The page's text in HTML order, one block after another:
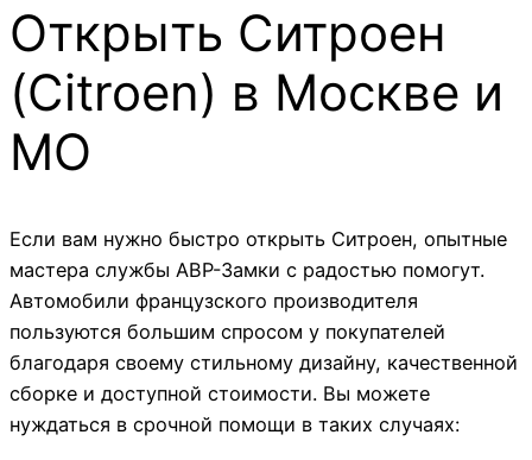
Открыть Ситроен
(Citroen) в Москве и
МО
Если вам нужно быстро открыть Ситроен, опытные
мастера службы АВР-Замки с радостью помогут.
Автомобили французского производителя
пользуются большим спросом у покупателей
благодаря своему стильному дизайну, качественной
сборке и доступной стоимости. Вы можете
нуждаться в срочной помощи в таких случаях: